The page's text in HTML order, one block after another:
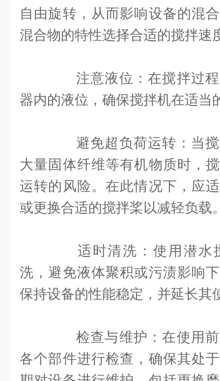
自由旋转，从而影响设备的混
混合物的特性选择合适的搅拌速
注意液位：在搅拌过程
器内的液位，确保搅拌机在适当
避免超负荷运转：当搅
大量固体纤维等有机物质时，
运转的风险。在此情况下，应
或更换合适的搅拌桨以减轻负载
适时清洗：使用潜水
洗，避免液体聚积或污渍影响
保持设备的性能稳定，并延长其
检查与维护：在使用前
各个部件进行检查，确保其处